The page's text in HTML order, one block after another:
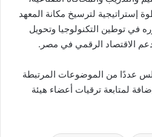
إستراتيجية لترسيخ مكانة المعهد
في توطين التكنولوجيا وتحويل
الاقتصاد الرقمي في مصر.
عددًا من الموضوعات المرتبطة
لمتابعة ترقيات أعضاء هيئة